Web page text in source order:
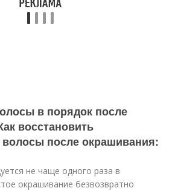
в порядок после
восстановить
после окрашивания:
не чаще одного раза в
окрашивание безвозвратно